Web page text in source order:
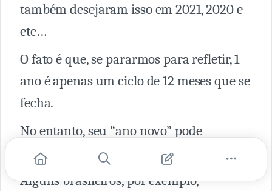
também desejaram isso em 2021, 2020 e
etc…
O fato é que, se pararmos para refletir, 1
ano é apenas um ciclo de 12 meses que se
fecha.
No entanto, seu “ano novo” pode
começar quando você quiser.
Alguns brasileiros, por exemplo,